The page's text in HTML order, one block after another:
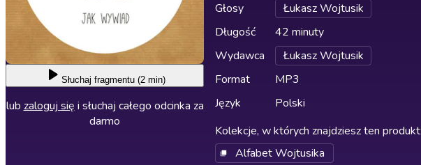
Słuchaj fragmentu (2 min)
lub zaloguj się i słuchaj całego odcinka za
darmo
Głosy
Łukasz Wojtusik
Długość
42 minuty
Wydawca
Łukasz Wojtusik
Format
MP3
Język
Polski
Kolekcje, w których znajdziesz ten produkt:
Alfabet Wojtusika